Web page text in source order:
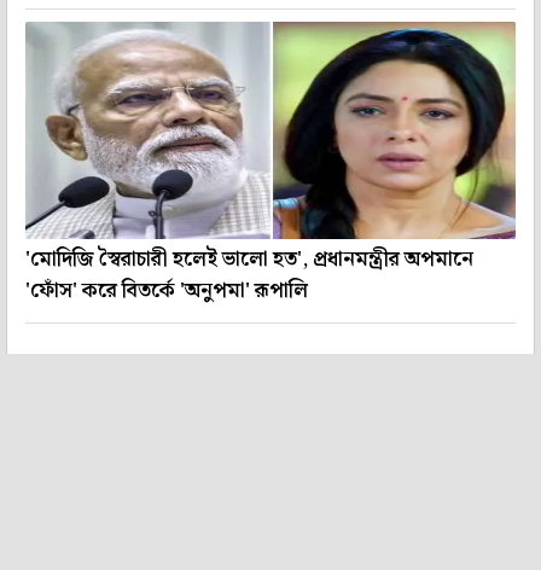
'মোদিজি স্বৈরাচারী হলেই ভালো হত', প্রধানমন্ত্রীর অপমানে
'ফোঁস' করে বিতর্কে 'অনুপমা' রূপালি